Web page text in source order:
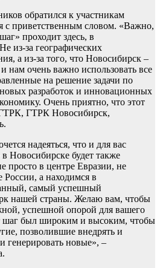
обратился к участникам
с приветственным словом. «Важно,
проходит здесь, в
из-за географических
а из-за того, что Новосибирск –
нам очень важно использовать все
на решение задачи по
разработок и инновационных
Очень приятно, что этот
ГТРК Новосибирск,
надеяться, что и для вас
Новосибирске будет также
в центре Евразии, не
России, а находимся в
самый успешный
нашей страны. Желаю вам, чтобы
успешной опорой для вашего
шаг был широким и высоким, чтобы
позволившие внедрять и
генерировать новые», –